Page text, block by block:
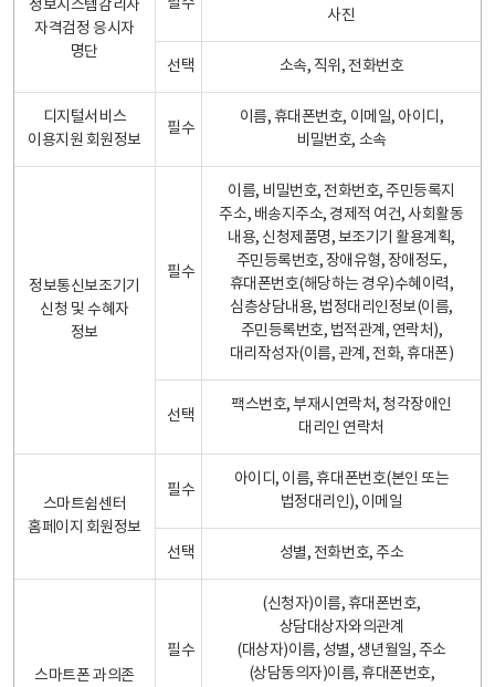
정보시스템감리사
자격검정 응시자
명단
필수
사진
선택 소속, 직위, 전화번호
디지털서비스
이용지원 회원정보
필수
이름, 휴대폰번호, 이메일, 아이디,
비밀번호, 소속
정보통신보조기기
신청 및 수혜자
정보
필수
이름, 비밀번호, 전화번호, 주민등록지
주소, 배송지주소, 경제적 여건, 사회활동
내용, 신청제품명, 보조기기 활용계획,
주민등록번호, 장애유형, 장애정도,
휴대폰번호(해당하는 경우)수혜이력,
심층상담내용, 법정대리인정보(이름,
주민등록번호, 법적관계, 연락처),
대리작성자(이름, 관계, 전화, 휴대폰)
선택
팩스번호, 부재시연락처, 청각장애인
대리인 연락처
스마트쉼센터
홈페이지 회원정보
필수
아이디, 이름, 휴대폰번호(본인 또는
법정대리인), 이메일
선택 성별, 전화번호, 주소
스마트폰 과의존
필수
(신청자)이름, 휴대폰번호,
상담대상자와의관계
(대상자)이름, 성별, 생년월일, 주소
(상담동의자)이름, 휴대폰번호,